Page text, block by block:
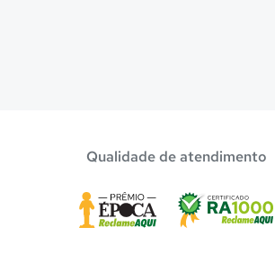
Qualidade de atendimento